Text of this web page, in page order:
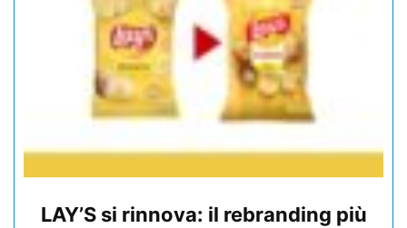
LAY’S si rinnova: il rebranding più